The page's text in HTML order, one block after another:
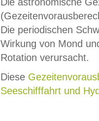
Die periodischen
Wirkung von Mond
Rotation verursacht.
Diese
Seeschifffahrt und